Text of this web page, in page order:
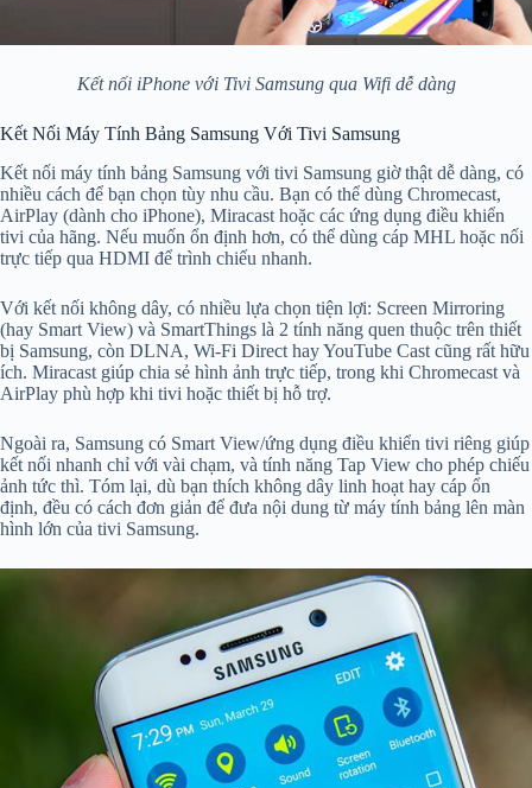
Kết nối iPhone với Tivi Samsung qua Wifi dễ dàng
Kết Nối Máy Tính Bảng Samsung Với Tivi Samsung
Kết nối máy tính bảng Samsung với tivi Samsung giờ thật dễ dàng, có
nhiều cách để bạn chọn tùy nhu cầu. Bạn có thể dùng Chromecast,
AirPlay (dành cho iPhone), Miracast hoặc các ứng dụng điều khiển
tivi của hãng. Nếu muốn ổn định hơn, có thể dùng cáp MHL hoặc nối
trực tiếp qua HDMI để trình chiếu nhanh.
Với kết nối không dây, có nhiều lựa chọn tiện lợi: Screen Mirroring
(hay Smart View) và SmartThings là 2 tính năng quen thuộc trên thiết
bị Samsung, còn DLNA, Wi‑Fi Direct hay YouTube Cast cũng rất hữu
ích. Miracast giúp chia sẻ hình ảnh trực tiếp, trong khi Chromecast và
AirPlay phù hợp khi tivi hoặc thiết bị hỗ trợ.
Ngoài ra, Samsung có Smart View/ứng dụng điều khiển tivi riêng giúp
kết nối nhanh chỉ với vài chạm, và tính năng Tap View cho phép chiếu
ảnh tức thì. Tóm lại, dù bạn thích không dây linh hoạt hay cáp ổn
định, đều có cách đơn giản để đưa nội dung từ máy tính bảng lên màn
hình lớn của tivi Samsung.